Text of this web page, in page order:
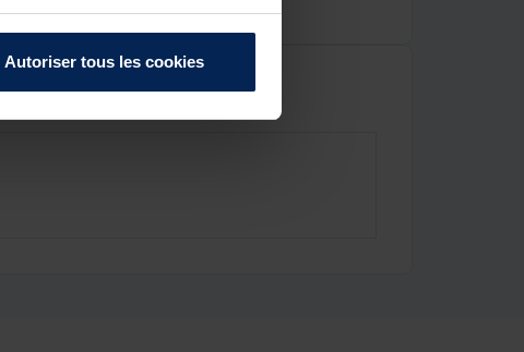
Autoriser tous les cookies